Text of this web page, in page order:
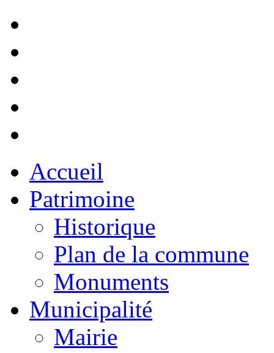
Accueil
Patrimoine
Historique
Plan de la commune
Monuments
Municipalité
Mairie